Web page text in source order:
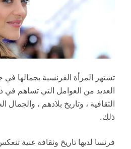
تشتهر المرأة الفرنسية بجمالها في
العديد من العوامل التي تساهم في
الثقافية ، وتاريخ بلادهم ،
ذلك.
فرنسا لديها تاريخ وثقافة غنية